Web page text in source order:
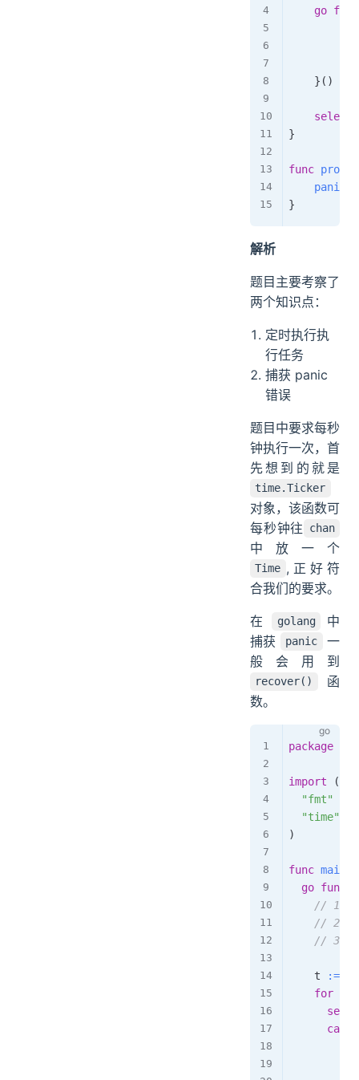
go func
} ( )
select
}
func proc
panic
}
解析
题目主要考察了
两个知识点：
定时执行执
行任务
捕获 panic
错误
题目中要求每秒
钟执行一次，首
先想到的就是
time.Ticker
对象，该函数可
每秒钟往
chan
中放一个
Time ,正好符
合我们的要求。
在 golang
中
捕获
panic
一
般会用到
recover()
函
数。
package
import
(
"fmt"
"time"
)
func main
go func
// 1 在
// 2 要
// 3 要
		t
:=
for
case